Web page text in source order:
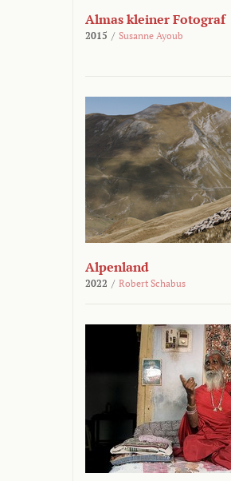
Almas kleiner Fotograf
2015 / Susanne Ayoub
Alpenland
2022 / Robert Schabus